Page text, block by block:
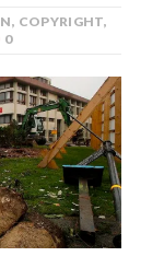
, COPYRIGHT,
0